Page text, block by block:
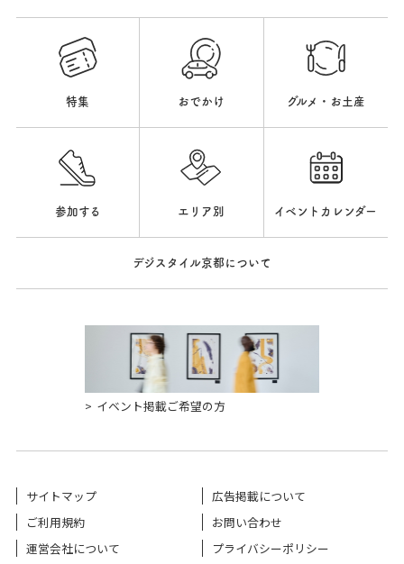
特集 おでかけ グルメ・お土産
参加する エリア別 イベントカレンダー
デジスタイル京都について
イベント掲載ご希望の方
サイトマップ
広告掲載について
ご利用規約
お問い合わせ
運営会社について
プライバシーポリシー